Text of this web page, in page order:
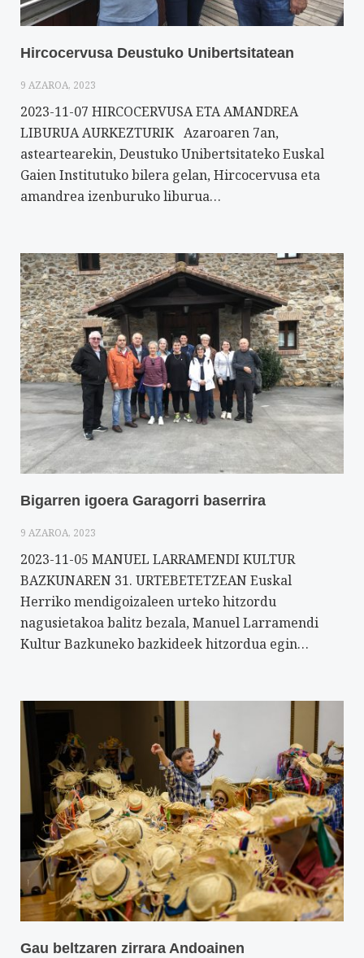
Hircocervusa Deustuko Unibertsitatean
9 AZAROA, 2023
2023-11-07 HIRCOCERVUSA ETA AMANDREA
LIBURUA AURKEZTURIK Azaroaren 7an,
asteartearekin, Deustuko Unibertsitateko Euskal
Gaien Institutuko bilera gelan, Hircocervusa eta
amandrea izenburuko liburua…
Bigarren igoera Garagorri baserrira
9 AZAROA, 2023
2023-11-05 MANUEL LARRAMENDI KULTUR
BAZKUNAREN 31. URTEBETETZEAN Euskal
Herriko mendigoizaleen urteko hitzordu
nagusietakoa balitz bezala, Manuel Larramendi
Kultur Bazkuneko bazkideek hitzordua egin…
Gau beltzaren zirrara Andoainen